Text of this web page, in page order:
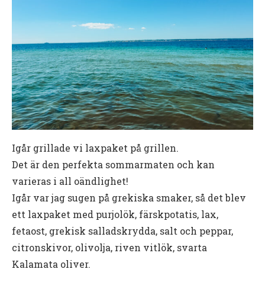
Igår grillade vi laxpaket på grillen.
Det är den perfekta sommarmaten och kan
varieras i all oändlighet!
Igår var jag sugen på grekiska smaker, så det blev
ett laxpaket med purjolök, färskpotatis, lax,
fetaost, grekisk salladskrydda, salt och peppar,
citronskivor, olivolja, riven vitlök, svarta
Kalamata oliver.